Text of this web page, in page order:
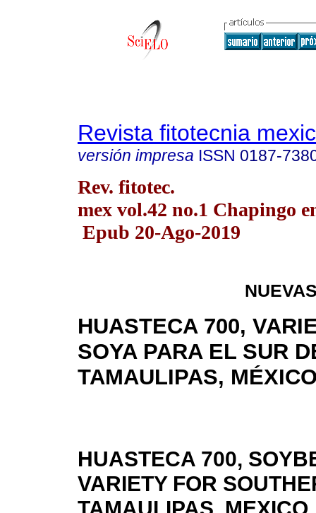
Revista fitotecnia
versión impresa ISSN 0187-
Rev. fitotec.
mex vol.42 no.1 Chapingo
Epub 20-Ago-2019
HUASTECA 700,
SOYA PARA EL SUR
TAMAULIPAS,
HUASTECA 700,
VARIETY FOR